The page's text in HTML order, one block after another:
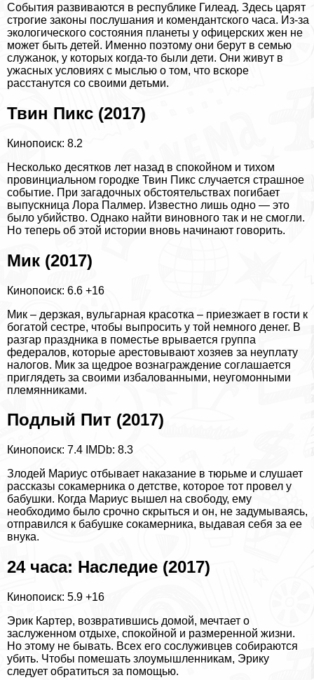
События развиваются в республике Гилеад. Здесь царят
строгие законы послушания и комендантского часа. Из-за
экологического состояния планеты у офицерских жен не
может быть детей. Именно поэтому они берут в семью
служанок, у которых когда-то были дети. Они живут в
ужасных условиях с мыслью о том, что вскоре
расстанутся со своими детьми.
Твин Пикс (2017)
Кинопоиск: 8.2
Несколько десятков лет назад в спокойном и тихом
провинциальном городке Твин Пикс случается страшное
событие. При загадочных обстоятельствах погибает
выпускница Лора Палмер. Известно лишь одно — это
было убийство. Однако найти виновного так и не смогли.
Но теперь об этой истории вновь начинают говорить.
Мик (2017)
Кинопоиск: 6.6 +16
Мик – дерзкая, вульгарная красотка – приезжает в гости к
богатой сестре, чтобы выпросить у той немного денег. В
разгар праздника в поместье врывается группа
федералов, которые арестовывают хозяев за неуплату
налогов. Мик за щедрое вознаграждение соглашается
приглядеть за своими избалованными, неугомонными
племянниками.
Подлый Пит (2017)
Кинопоиск: 7.4 IMDb: 8.3
Злодей Мариус отбывает наказание в тюрьме и слушает
рассказы сокамерника о детстве, которое тот провел у
бабушки. Когда Мариус вышел на свободу, ему
необходимо было срочно скрыться и он, не задумываясь,
отправился к бабушке сокамерника, выдавая себя за ее
внука.
24 часа: Наследие (2017)
Кинопоиск: 5.9 +16
Эрик Картер, возвратившись домой, мечтает о
заслуженном отдыхе, спокойной и размеренной жизни.
Но этому не бывать. Всех его сослуживцев собираются
убить. Чтобы помешать злоумышленникам, Эрику
следует обратиться за помощью.